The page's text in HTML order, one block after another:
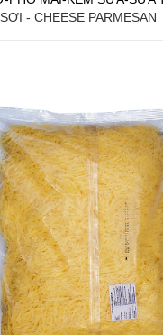
- CHEESE PARMESAN